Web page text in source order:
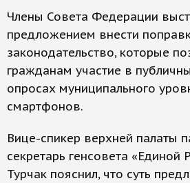
Члены Совета Федерации
предложением внести
законодательство, которые
гражданам участие в
опросах муниципального
смартфонов.
Вице-спикер верхней палаты
секретарь генсовета «Единой
Турчак пояснил, что суть